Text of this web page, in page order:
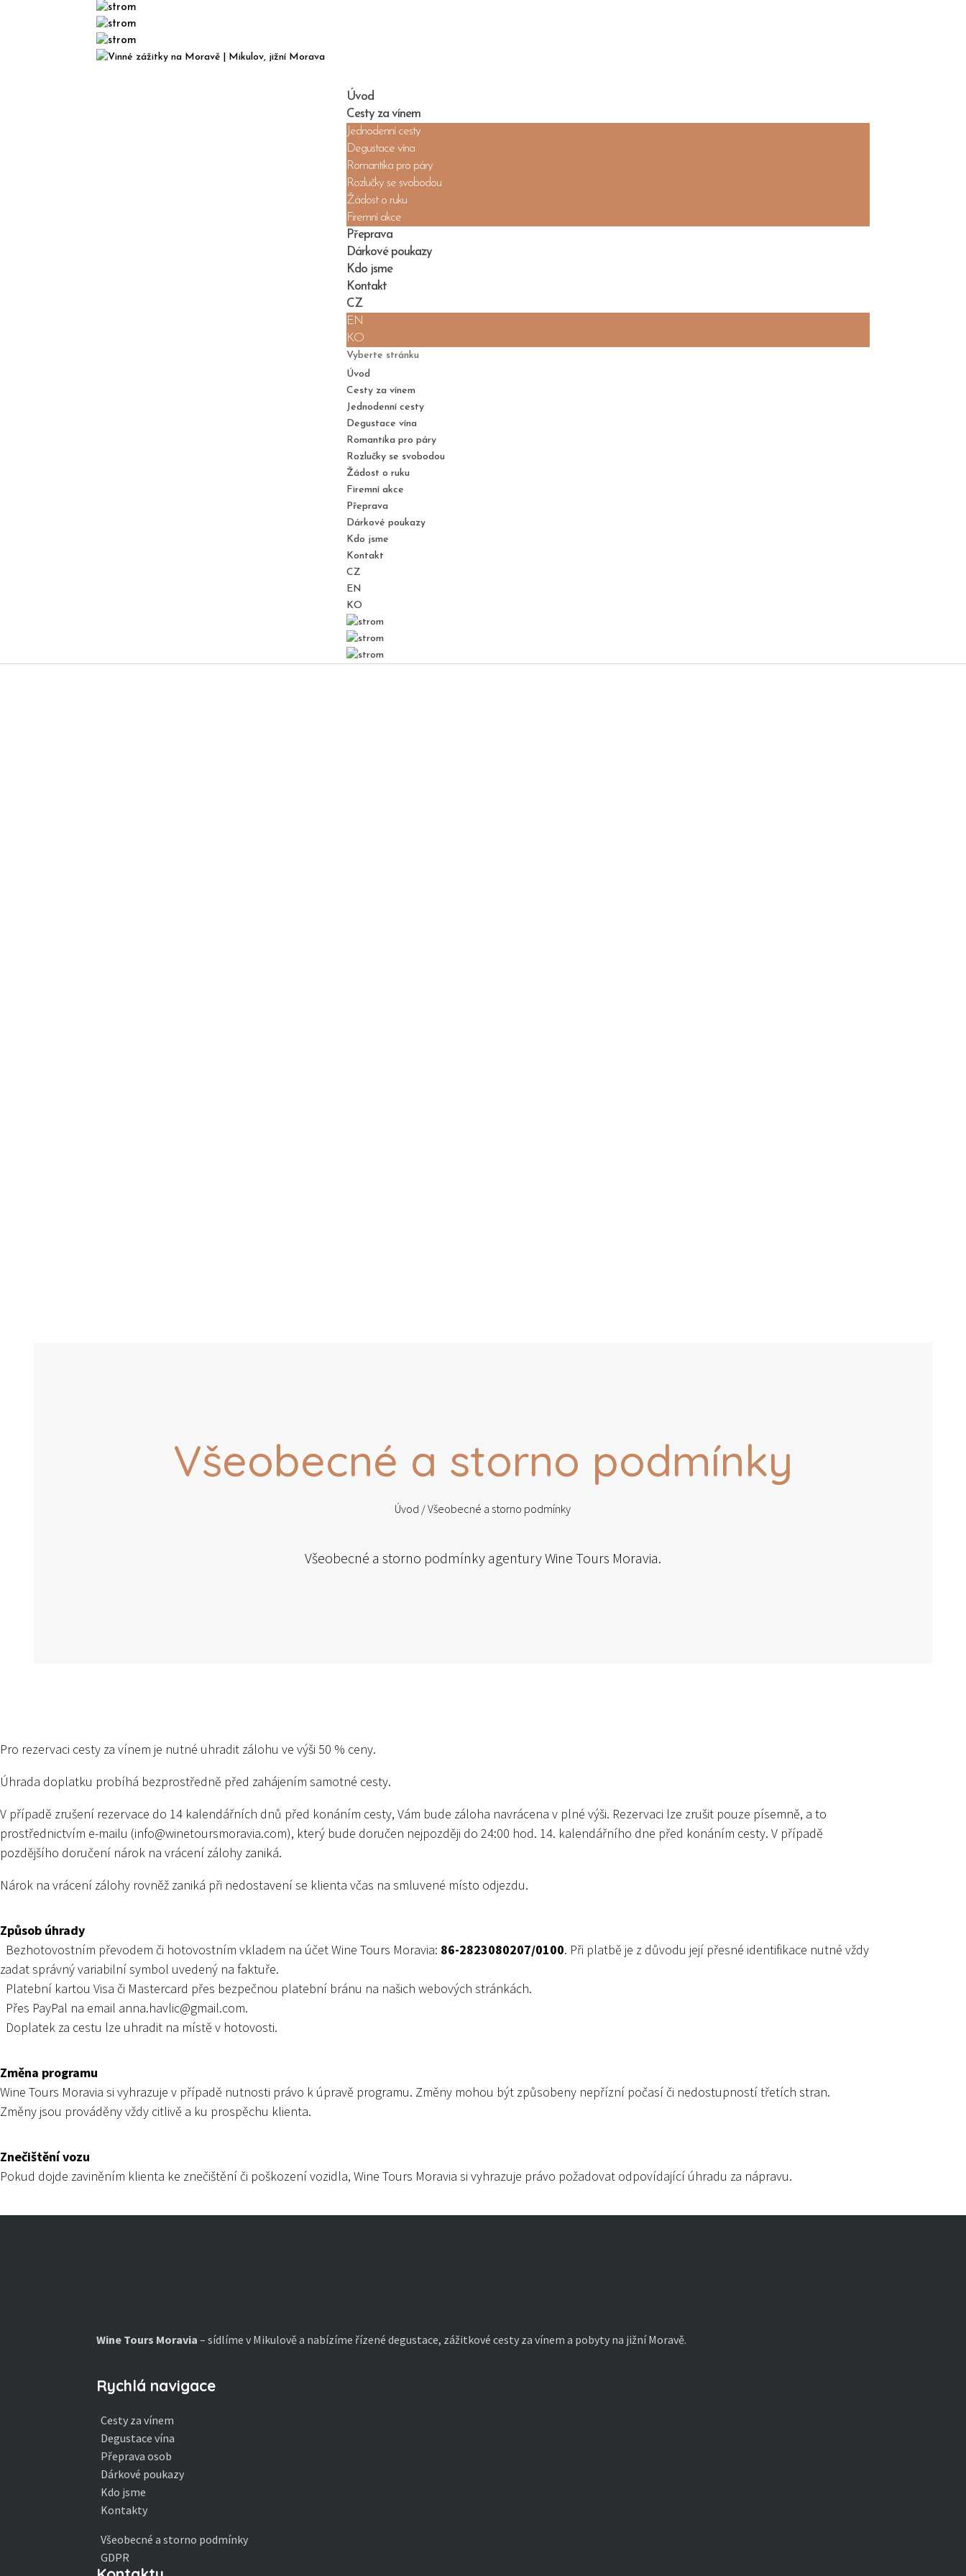
Úvod
Cesty za vínem
Jednodenní cesty
Degustace vína
Romantika pro páry
Rozlučky se svobodou
Žádost o ruku
Firemní akce
Přeprava
Dárkové poukazy
Kdo jsme
Kontakt
CZ
EN
KO
Vyberte stránku
Úvod
Cesty za vínem
Jednodenní cesty
Degustace vína
Romantika pro páry
Rozlučky se svobodou
Žádost o ruku
Firemní akce
Přeprava
Dárkové poukazy
Kdo jsme
Kontakt
CZ
EN
KO
Všeobecné a storno podmínky
Úvod / Všeobecné a storno podmínky
Všeobecné a storno podmínky agentury Wine Tours Moravia.
Pro rezervaci cesty za vínem je nutné uhradit zálohu ve výši 50 % ceny.
Úhrada doplatku probíhá bezprostředně před zahájením samotné cesty.
V případě zrušení rezervace do 14 kalendářních dnů před konáním cesty, Vám bude záloha navrácena v plné výši. Rezervaci lze zrušit pouze písemně, a to
prostřednictvím e-mailu (info@winetoursmoravia.com), který bude doručen nejpozději do 24:00 hod. 14. kalendářního dne před konáním cesty. V případě
pozdějšího doručení nárok na vrácení zálohy zaniká.
Nárok na vrácení zálohy rovněž zaniká při nedostavení se klienta včas na smluvené místo odjezdu.
Způsob úhrady
Bezhotovostním převodem či hotovostním vkladem na účet Wine Tours Moravia: 86-2823080207/0100. Při platbě je z důvodu její přesné identifikace nutné vždy
zadat správný variabilní symbol uvedený na faktuře.
Platební kartou Visa či Mastercard přes bezpečnou platební bránu na našich webových stránkách.
Přes PayPal na email anna.havlic@gmail.com.
Doplatek za cestu lze uhradit na místě v hotovosti.
Změna programu
Wine Tours Moravia si vyhrazuje v případě nutnosti právo k úpravě programu. Změny mohou být způsobeny nepřízní počasí či nedostupností třetích stran.
Změny jsou prováděny vždy citlivě a ku prospěchu klienta.
Znečištění vozu
Pokud dojde zaviněním klienta ke znečištění či poškození vozidla, Wine Tours Moravia si vyhrazuje právo požadovat odpovídající úhradu za nápravu.
Wine Tours Moravia – sídlíme v Mikulově a nabízíme řízené degustace, zážitkové cesty za vínem a pobyty na jižní Moravě.
Rychlá navigace
Cesty za vínem
Degustace vína
Přeprava osob
Dárkové poukazy
Kdo jsme
Kontakty
Všeobecné a storno podmínky
GDPR